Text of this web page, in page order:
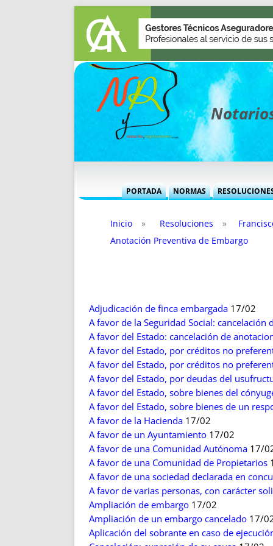
PORTADA NORMAS
INFORMES MENSUALES
MÁS DESTACADAS
A MANO
FUTURAS NORMAS
VOCES
VOCES
SUCESIONES
LH Y
Inicio » Resoluciones »
Anotación Preventiva de Embargo
Adjudicación de finca embargada 17/02
A favor de la Seguridad Social: cancelación
A favor del Estado: cancelación de
A favor del Estado, por créditos no
A favor del Estado, por créditos no
A favor del Estado, por deudas del
A favor del Estado, sobre bienes del
A favor del Estado, sobre bienes de un
A favor de la Hacienda 17/02
A favor de un Ayuntamiento 17/02
A favor de una Comunidad Autónoma 17/
A favor de una Comunidad de Propietarios
A favor de una sociedad declarada en
A favor de varias personas, con carácter
Ampliación de embargo 17/02
Ampliación de un embargo cancelado 17/
Aplicación del sobrante en caso de